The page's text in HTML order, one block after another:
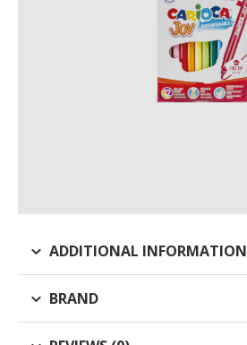
ADDITIONAL INFORMATION
BRAND